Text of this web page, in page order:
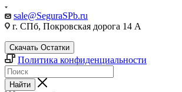
sale@SeguraSPb.ru
г. СПб, Покровская дорога 14 А
Скачать Остатки
Политика конфиденциальности
Найти